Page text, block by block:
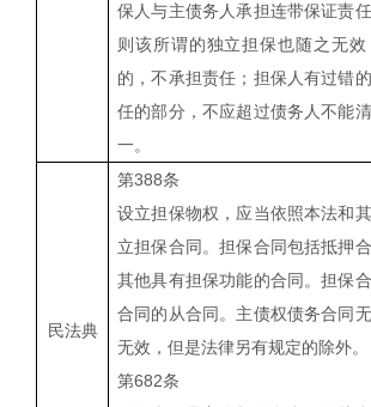
保人与主债务人承担连带保证责
则该所谓的独立担保也随之无
的，不承担责任；担保人有过错
任的部分，不应超过债务人不能
一。
民法典
第388条
设立担保物权，应当依照本法和
立担保合同。担保合同包括抵押
其他具有担保功能的合同。担保
合同的从合同。主债权债务合同
无效，但是法律另有规定的除外。
第682条